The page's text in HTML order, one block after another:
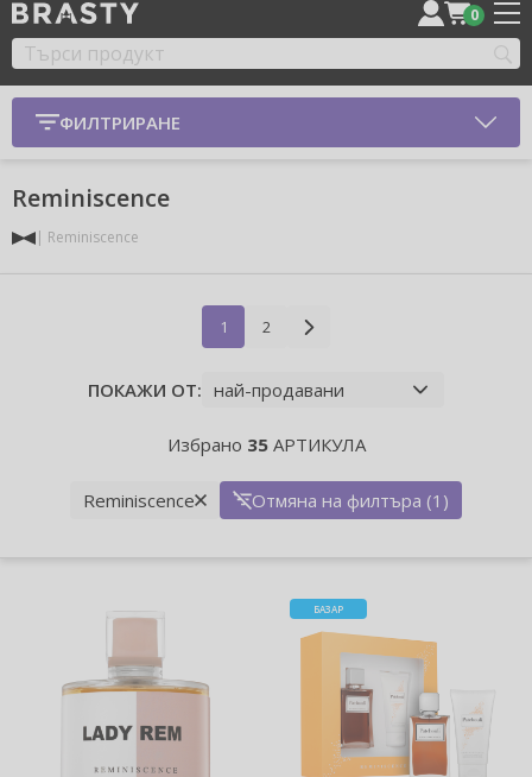
0
ФИЛТРИРАНЕ
Reminiscence
Reminiscence
1 2
ПОКАЖИ ОТ:
Избрано 35АРТИКУЛА
Reminiscence Отмяна на филтъра (1)
БАЗАР